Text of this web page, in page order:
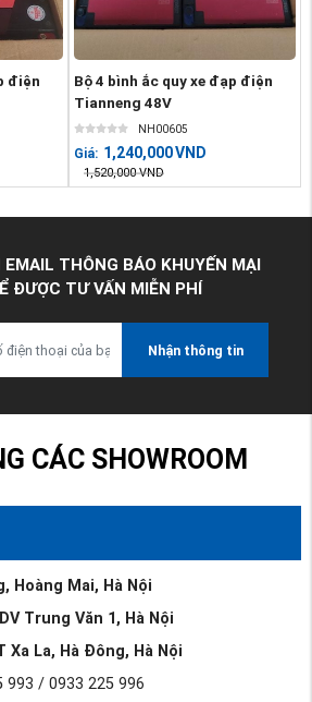
điện
Bộ 4 bình ắc quy xe đạp điện
Tianneng 48V
NH00605
Giá: 1,240,000VND
1,520,000 VND
THÔNG BÁO KHUYẾN MẠI
ĐƯỢC TƯ VẤN MIỄN PHÍ
Nhận thông tin
CÁC SHOWROOM
Hoàng Mai, Hà Nội
Trung Văn 1, Hà Nội
Xa La, Hà Đông, Hà Nội
993 / 0933 225 996